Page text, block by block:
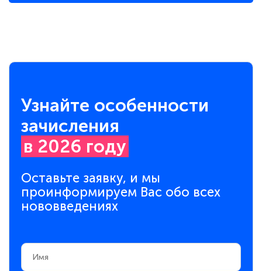
Узнайте особенности
зачисления
в 2026 году
Оставьте заявку, и мы
проинформируем Вас обо всех
нововведениях